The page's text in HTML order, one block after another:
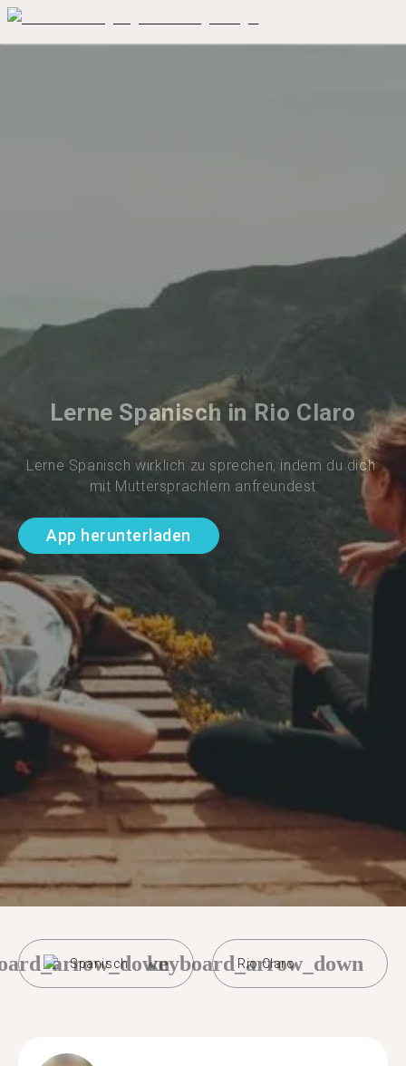
Lerne Spanisch in Rio Claro
Lerne Spanisch wirklich zu sprechen, indem du dich
mit Muttersprachlern anfreundest
App herunterladen
Spanisch Rio Claro
keyboard_arrow_down